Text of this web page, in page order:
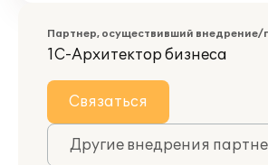
Партнер, осуществивший внедрение/
1С-Архитектор бизнеса
Связаться
Другие внедрения